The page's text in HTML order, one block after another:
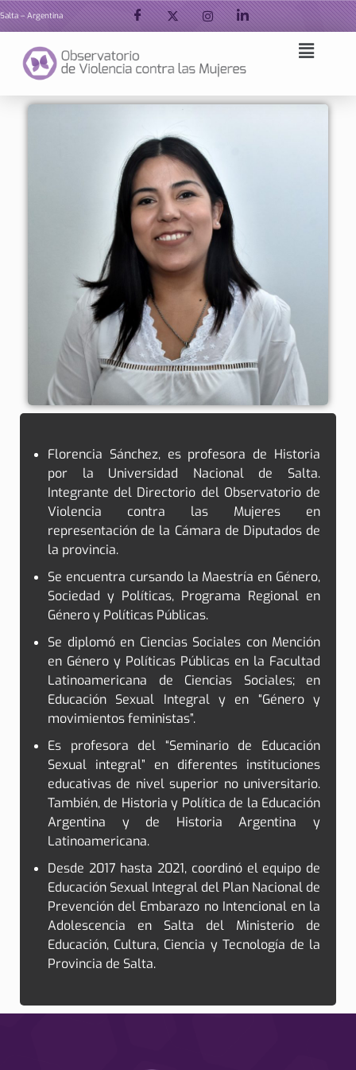
contenido
Salta – Argentina
Florencia Sánchez, es profesora de Historia
por la Universidad Nacional de Salta.
Integrante del Directorio del Observatorio de
Violencia contra las Mujeres en
representación de la Cámara de Diputados de
la provincia.
Se encuentra cursando la Maestría en Género,
Sociedad y Políticas, Programa Regional en
Género y Políticas Públicas.
Se diplomó en Ciencias Sociales con Mención
en Género y Políticas Públicas en la Facultad
Latinoamericana de Ciencias Sociales; en
Educación Sexual Integral y en “Género y
movimientos feministas”.
Es profesora del “Seminario de Educación
Sexual integral” en diferentes instituciones
educativas de nivel superior no universitario.
También, de Historia y Política de la Educación
Argentina y de Historia Argentina y
Latinoamericana.
Desde 2017 hasta 2021, coordinó el equipo de
Educación Sexual Integral del Plan Nacional de
Prevención del Embarazo no Intencional en la
Adolescencia en Salta del Ministerio de
Educación, Cultura, Ciencia y Tecnología de la
Provincia de Salta.